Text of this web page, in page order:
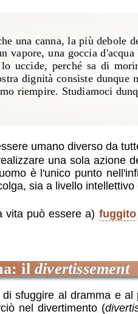
una canna, la più debole
vapore, una goccia
uccide, perché sa di
dignità consiste
riempire. Studiamoci
umano diverso da
una sola azione
è l'unico punto
sia a livello
vita può essere a) fuggito
ildivertissement
sfuggire al dramma e
nel divertimento (